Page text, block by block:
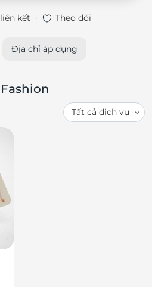
kết · Theo dõi
Địa chỉ áp dụng